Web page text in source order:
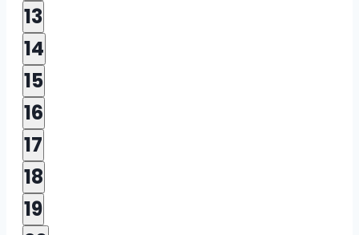
Veranstaltungen,
0
Veranstaltungen,
13
0
Veranstaltungen,
14
0
Veranstaltungen,
15
0
Veranstaltungen,
16
0
Veranstaltungen,
17
0
Veranstaltungen,
18
0
19